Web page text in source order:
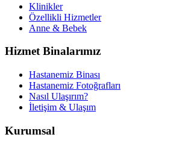
Klinikler
Özellikli Hizmetler
Anne & Bebek
Hizmet Binalarımız
Hastanemiz Binası
Hastanemiz Fotoğrafları
Nasıl Ulaşırım?
İletişim & Ulaşım
Kurumsal